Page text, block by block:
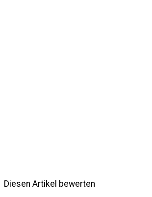
Diesen Artikel bewerten